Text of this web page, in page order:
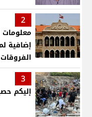
2
إضافية
3
إليكم